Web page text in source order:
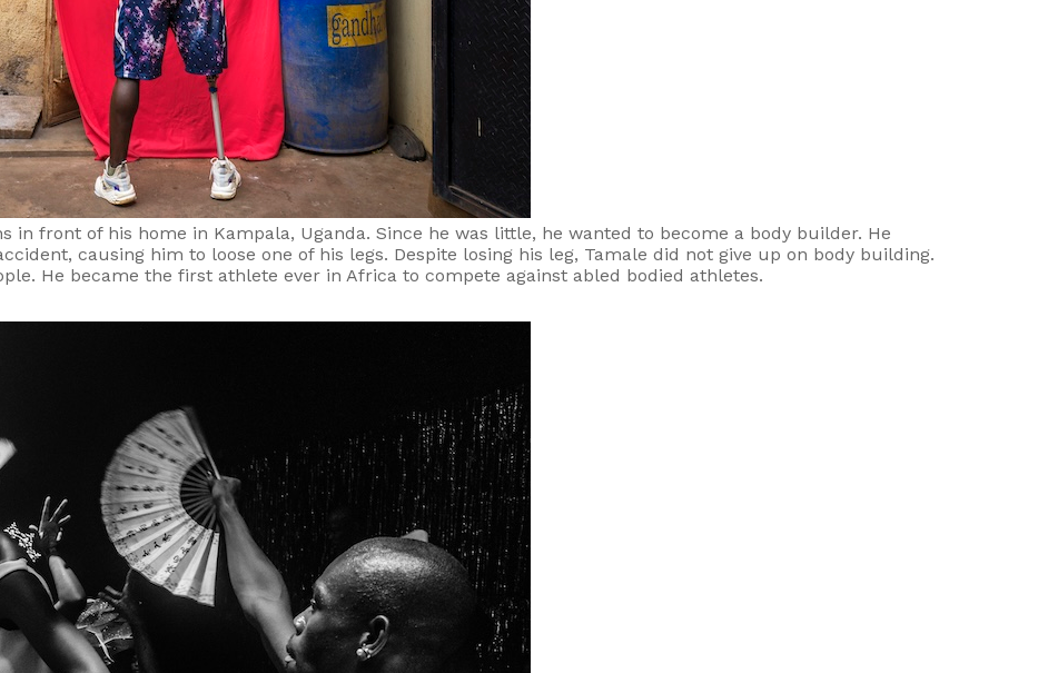
in front of his home in Kampala, Uganda. Since he was little, he wanted to become a body builder. He
causing him to loose one of his legs. Despite losing his leg, Tamale did not give up on body building.
He became the first athlete ever in Africa to compete against abled bodied athletes.